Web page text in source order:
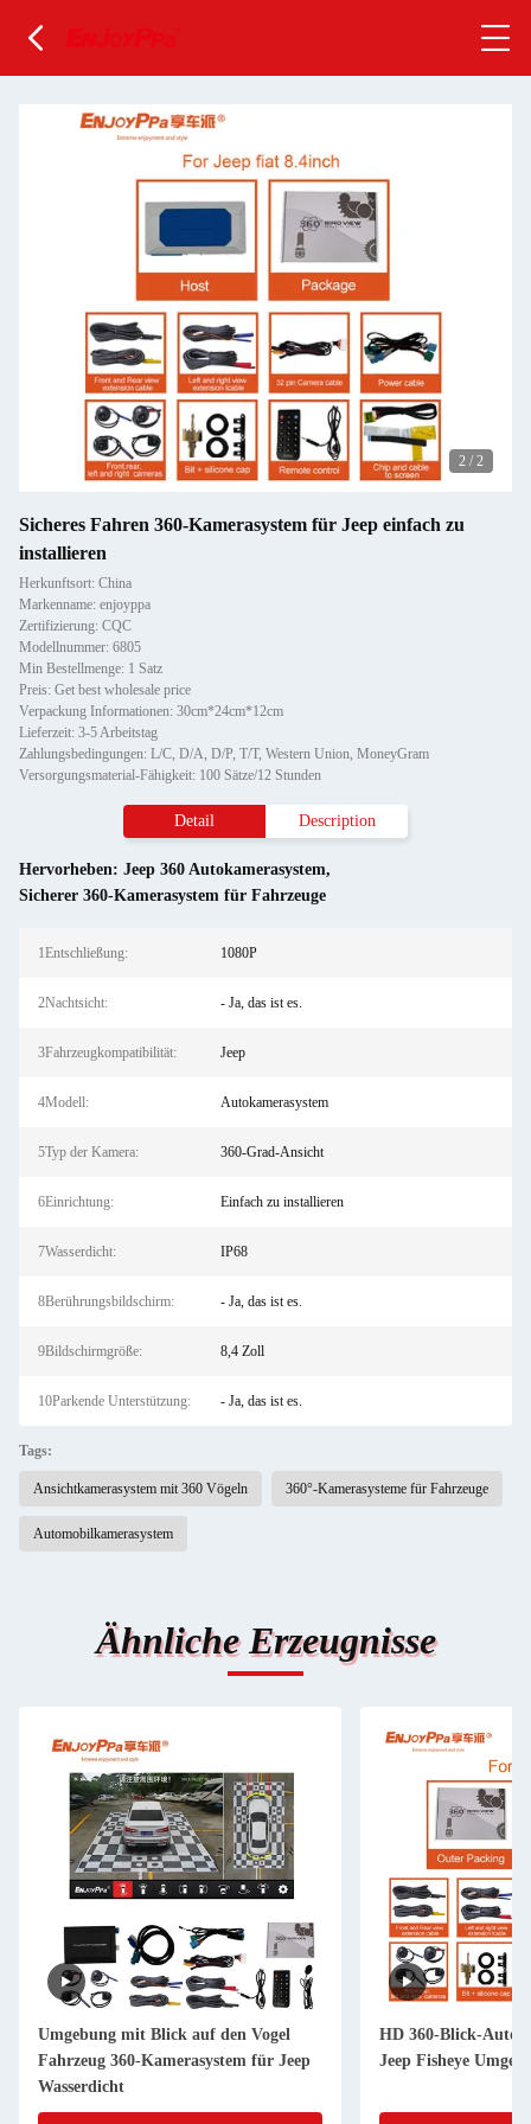
2 / 2
Sicheres Fahren 360-Kamerasystem für Jeep einfach zu
installieren
Herkunftsort: China
Markenname: enjoyppa
Zertifizierung: CQC
Modellnummer: 6805
Min Bestellmenge: 1 Satz
Preis: Get best wholesale price
Verpackung Informationen: 30cm*24cm*12cm
Lieferzeit: 3-5 Arbeitstag
Zahlungsbedingungen: L/C, D/A, D/P, T/T, Western Union, MoneyGram
Versorgungsmaterial-Fähigkeit: 100 Sätze/12 Stunden
Detail Description
Hervorheben: Jeep 360 Autokamerasystem,
Sicherer 360-Kamerasystem für Fahrzeuge
1Entschließung: 1080P
2Nachtsicht: - Ja, das ist es.
3Fahrzeugkompatibilität: Jeep
4Modell: Autokamerasystem
5Typ der Kamera: 360-Grad-Ansicht
6Einrichtung: Einfach zu installieren
7Wasserdicht: IP68
8Berührungsbildschirm: - Ja, das ist es.
9Bildschirmgröße: 8,4 Zoll
10Parkende Unterstützung: - Ja, das ist es.
Tags:
Ansichtkamerasystem mit 360 Vögeln 360°-Kamerasysteme für Fahrzeuge
Automobilkamerasystem
Ähnliche Erzeugnisse
Umgebung mit Blick auf den Vogel
Fahrzeug 360-Kamerasystem für Jeep
Wasserdicht
HD 360-Blick-Auto-
Jeep Fisheye